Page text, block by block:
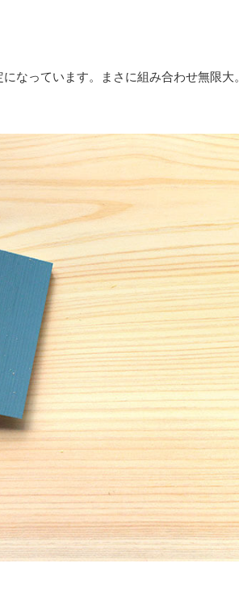
なっています。まさに組み合わせ無限大。